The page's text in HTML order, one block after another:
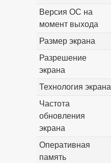
Версия ОС на
момент выхода
Размер экрана
Разрешение
экрана
Технология экрана
Частота
обновления
экрана
Оперативная
память